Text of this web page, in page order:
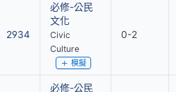
2934
必修-公民
文化
Civic
Culture
模擬
0-2
必修-公民